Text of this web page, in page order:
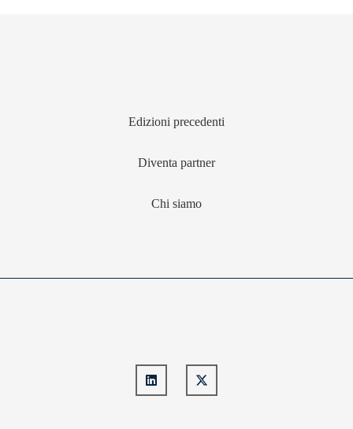
Edizioni precedenti
Diventa partner
Chi siamo